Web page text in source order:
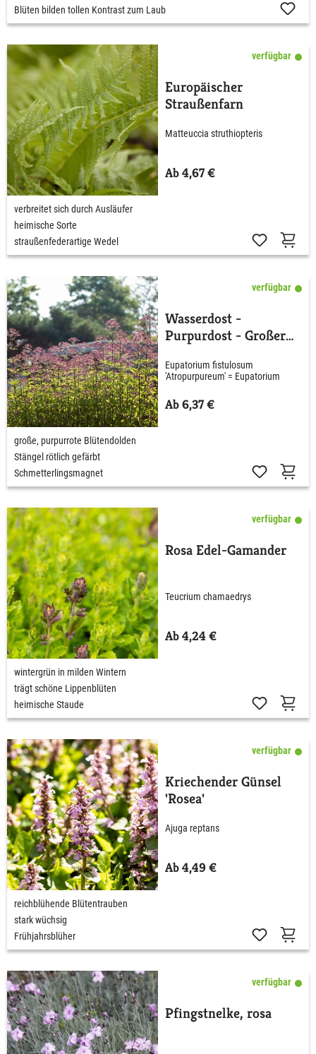
Blüten bilden tollen Kontrast zum Laub
verfügbar
Europäischer
Straußenfarn
Matteuccia struthiopteris
Ab 4,67 €
verbreitet sich durch Ausläufer
heimische Sorte
straußenfederartige Wedel
verfügbar
Wasserdost -
Purpurdost - Großer
Eupatorium fistulosum
'Atropurpureum' = Eupatorium
Ab 6,37 €
große, purpurrote Blütendolden
Stängel rötlich gefärbt
Schmetterlingsmagnet
verfügbar
Rosa Edel-Gamander
Teucrium chamaedrys
Ab 4,24 €
wintergrün in milden Wintern
trägt schöne Lippenblüten
heimische Staude
verfügbar
Kriechender Günsel
'Rosea'
Ajuga reptans
Ab 4,49 €
reichblühende Blütentrauben
stark wüchsig
Frühjahrsblüher
verfügbar
Pfingstnelke, rosa